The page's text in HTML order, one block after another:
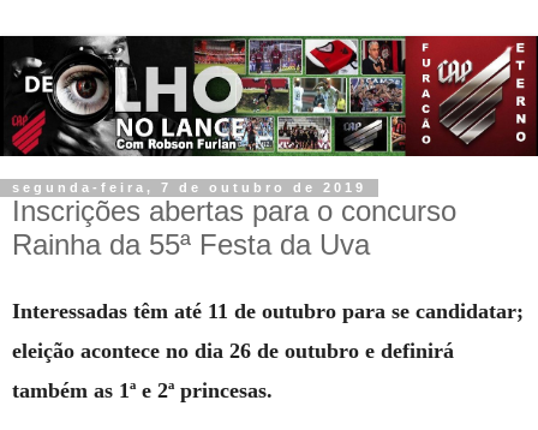
segunda-feira, 7 de outubro de 2019
Inscrições abertas para o concurso
Rainha da 55ª Festa da Uva
Interessadas têm até 11 de outubro para se candidatar;
eleição acontece no dia 26 de outubro e definirá
também as 1ª e 2ª princesas.